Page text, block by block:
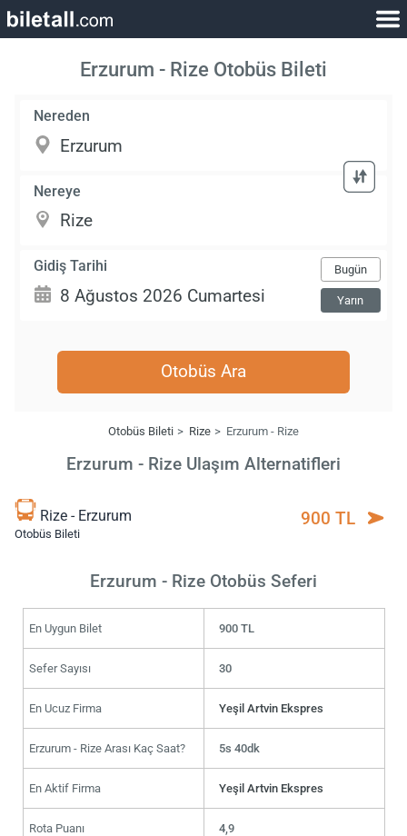
Erzurum - Rize Otobüs Bileti
Nereden
Nereye
Gidiş Tarihi Bugün
Yarın
Otobüs Ara
Otobüs Bileti Rize Erzurum - Rize
Erzurum - Rize Ulaşım Alternatifleri
Rize - Erzurum
Otobüs Bileti
900 TL
Erzurum - Rize Otobüs Seferi
En Uygun Bilet 900 TL
Sefer Sayısı 30
En Ucuz Firma Yeşil Artvin Ekspres
Erzurum - Rize Arası Kaç Saat? 5s 40dk
En Aktif Firma Yeşil Artvin Ekspres
Rota Puanı 4,9